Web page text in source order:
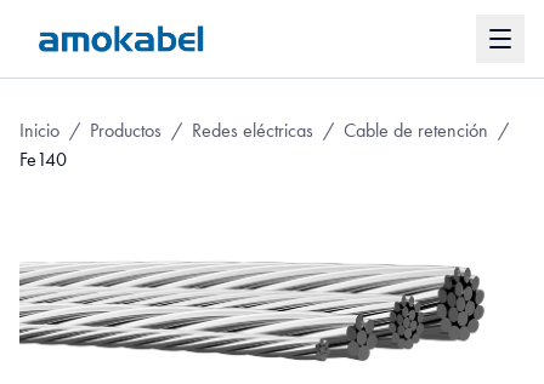
Inicio / Productos / Redes eléctricas / Cable de retención /
Fe140